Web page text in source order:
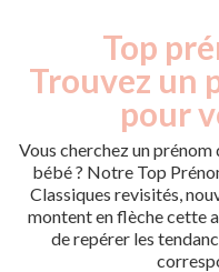
Top
Trouvez un
pour
Vous cherchez un
bébé ? Notre Top
Classiques revisités,
montent en flèche cette
de repérer les